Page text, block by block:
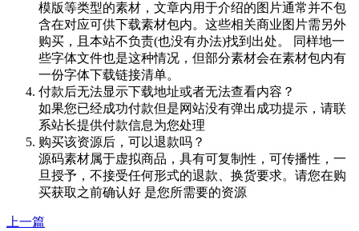
模版等类型的素材，文章内用于介绍的图片通常并不包
含在对应可供下载素材包内。这些相关商业图片需另外
购买，且本站不负责(也没有办法)找到出处。 同样地一
些字体文件也是这种情况，但部分素材会在素材包内有
一份字体下载链接清单。
付款后无法显示下载地址或者无法查看内容？
如果您已经成功付款但是网站没有弹出成功提示，请联
系站长提供付款信息为您处理
购买该资源后，可以退款吗？
源码素材属于虚拟商品，具有可复制性，可传播性，一
旦授予，不接受任何形式的退款、换货要求。请您在购
买获取之前确认好 是您所需要的资源
上一篇